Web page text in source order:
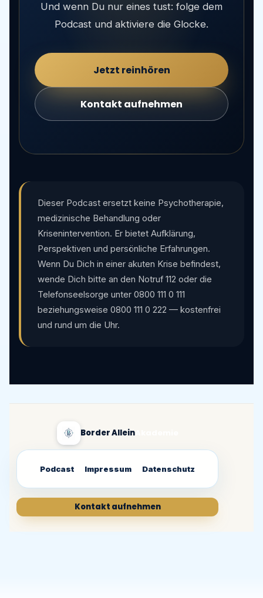
Und wenn Du nur eines tust: folge dem
Podcast und aktiviere die Glocke.
Jetzt reinhören
Kontakt aufnehmen
Dieser Podcast ersetzt keine Psychotherapie,
medizinische Behandlung oder
Krisenintervention. Er bietet Aufklärung,
Perspektiven und persönliche Erfahrungen.
Wenn Du Dich in einer akuten Krise befindest,
wende Dich bitte an den Notruf 112 oder die
Telefonseelsorge unter 0800 111 0 111
beziehungsweise 0800 111 0 222 — kostenfrei
und rund um die Uhr.
Border AlleinAkademie
Podcast Impressum Datenschutz
Kontakt aufnehmen